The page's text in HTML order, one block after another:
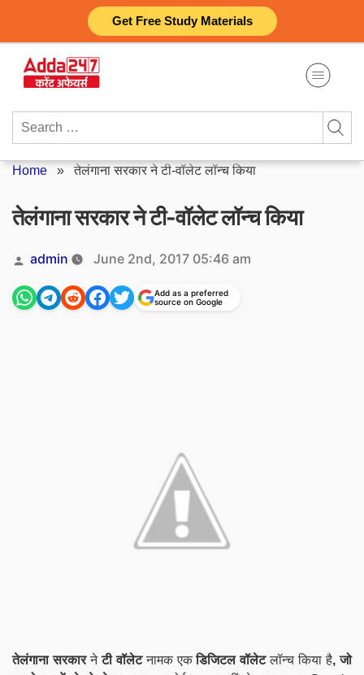
Get Free Study Materials
content
Search
Home »तेलंगाना सरकार ने टी-वॉलेट लॉन्च किया
तेलंगाना सरकार ने टी-वॉलेट लॉन्च किया
Posted
by
admin June 2nd, 2017 05:46 am
Add as a preferred
source on Google
तेलंगाना सरकारनेटी वॉलेटनामक एकडिजिटल वॉलेटलॉन्च किया है, जो